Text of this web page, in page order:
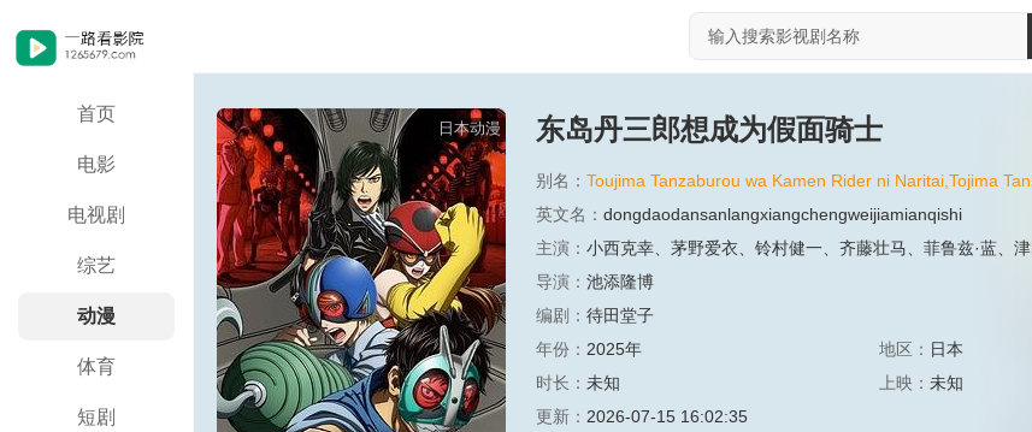
首页
电影
电视剧
综艺
动漫
体育
短剧
日本动漫 东岛丹三郎想成为假面骑士
别名： Toujima Tanzaburou wa Kamen Rider ni Naritai,Tojima
英文名： dongdaodansanlangxiangchengweijiamianqishi
主演： 小西克幸 茅野爱衣 铃村健一 齐藤壮马 菲鲁兹·蓝
导演： 池添隆博
编剧： 待田堂子
年份： 2025年 地区： 日本
时长： 未知 上映： 未知
更新： 2026-07-15 16:02:35